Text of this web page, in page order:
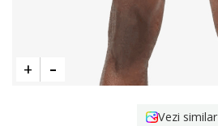
Vezi similar